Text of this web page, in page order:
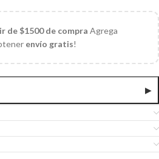
de $1500 de compra Agrega
envío gratis!
▶